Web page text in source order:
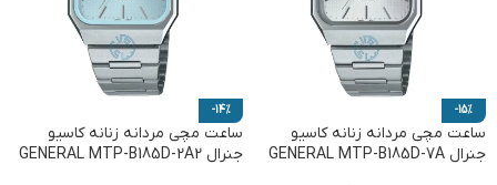
-15%
ساعت مچی مردانه زنانه کاسیو
جنرال GENERAL MTP-B185D-7A
-14%
ساعت مچی مردانه زنانه کاسیو
جنرال GENERAL MTP-B185D-2A2